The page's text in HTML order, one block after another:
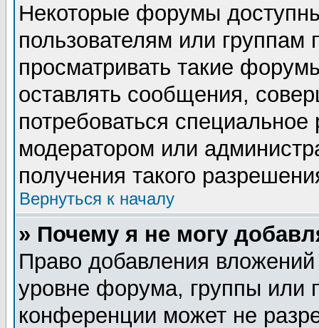
Некоторые форумы
пользователям или группам
просматривать такие
оставлять сообщения,
потребоваться
модератором или
получения такого
Вернуться к началу
» Почему я не могу
Право добавления
уровне форума, группы или
конференции может не